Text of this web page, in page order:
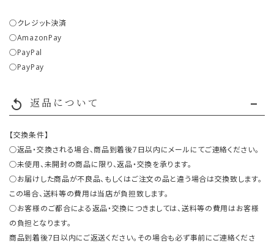
○クレジット決済
○AmazonPay
○PayPal
○PayPay
replay 返品について
【交換条件】
○返品・交換される場合、商品到着後7日以内にメールにてご連絡ください。
○未使用、未開封の商品に限り、返品・交換を承ります。
○お届けした商品が不良品、もしくはご注文の品と違う場合は交換致します。
この場合、送料等の費用は当店が負担致します。
○お客様のご都合による返品・交換につきましては、送料等の費用はお客様
の負担となります。
商品到着後7日以内にご返送ください。その場合も必ず事前にご連絡くださ